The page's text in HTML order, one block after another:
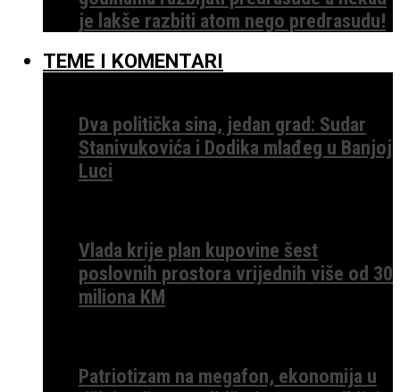
je lakše razbiti atom nego predrasudu!
TEME I KOMENTARI
Dva politička sina, jedan grad: Sudar
Stanivukovića i Dodika mlađeg u Banjoj
Luci
Vlada krije plan kupovine šest
poslovnih prostora vrijednih više od 30
miliona KM
Patriotizam na megafon, ekonomija u